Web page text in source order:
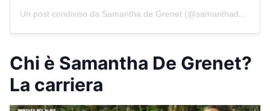
Un post condiviso da Samantha de Grenet (@samanthadegrenet)
Chi è Samantha De Grenet?
La carriera